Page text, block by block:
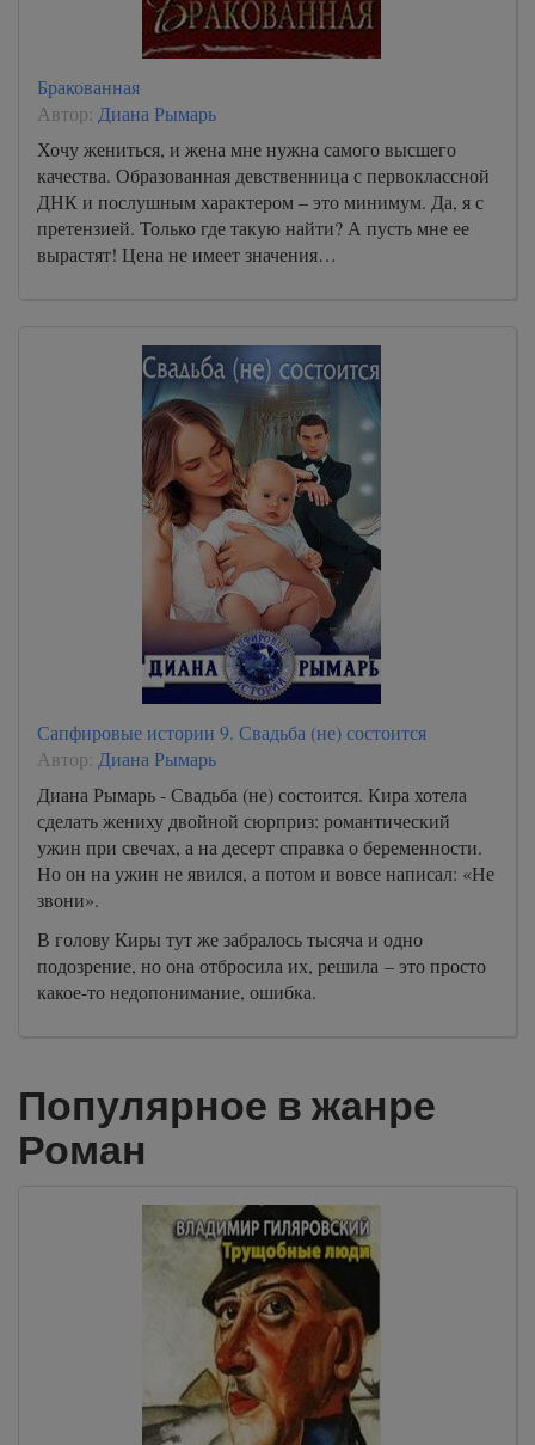
Бракованная
Автор: Диана Рымарь
Хочу жениться, и жена мне нужна самого высшего
качества. Образованная девственница с первоклассной
ДНК и послушным характером – это минимум. Да, я с
претензией. Только где такую найти? А пусть мне ее
вырастят! Цена не имеет значения…
Сапфировые истории 9. Свадьба (не) состоится
Автор: Диана Рымарь
Диана Рымарь - Свадьба (не) состоится. Кира хотела
сделать жениху двойной сюрприз: романтический
ужин при свечах, а на десерт справка о беременности.
Но он на ужин не явился, а потом и вовсе написал: «Не
звони».
В голову Киры тут же забралось тысяча и одно
подозрение, но она отбросила их, решила – это просто
какое-то недопонимание, ошибка.
Популярное в жанре
Роман